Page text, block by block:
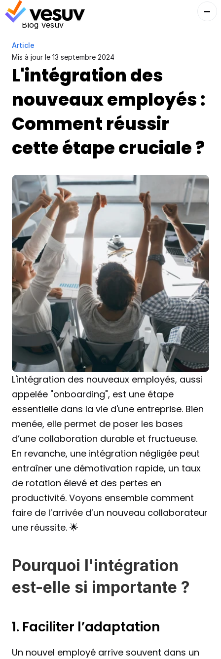
Blog Vesuv
Article
Mis à jour le 13 septembre 2024
L'intégration des
nouveaux employés :
Comment réussir
cette étape cruciale ?
L'intégration des nouveaux employés, aussi
appelée "onboarding", est une étape
essentielle dans la vie d'une entreprise. Bien
menée, elle permet de poser les bases
d’une collaboration durable et fructueuse.
En revanche, une intégration négligée peut
entraîner une démotivation rapide, un taux
de rotation élevé et des pertes en
productivité. Voyons ensemble comment
faire de l’arrivée d’un nouveau collaborateur
une réussite. 🌟
Pourquoi l'intégration
est-elle si importante ?
1. Faciliter l’adaptation
Un nouvel employé arrive souvent dans un